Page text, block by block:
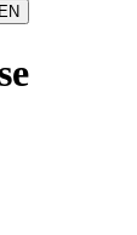
Archivschachtel